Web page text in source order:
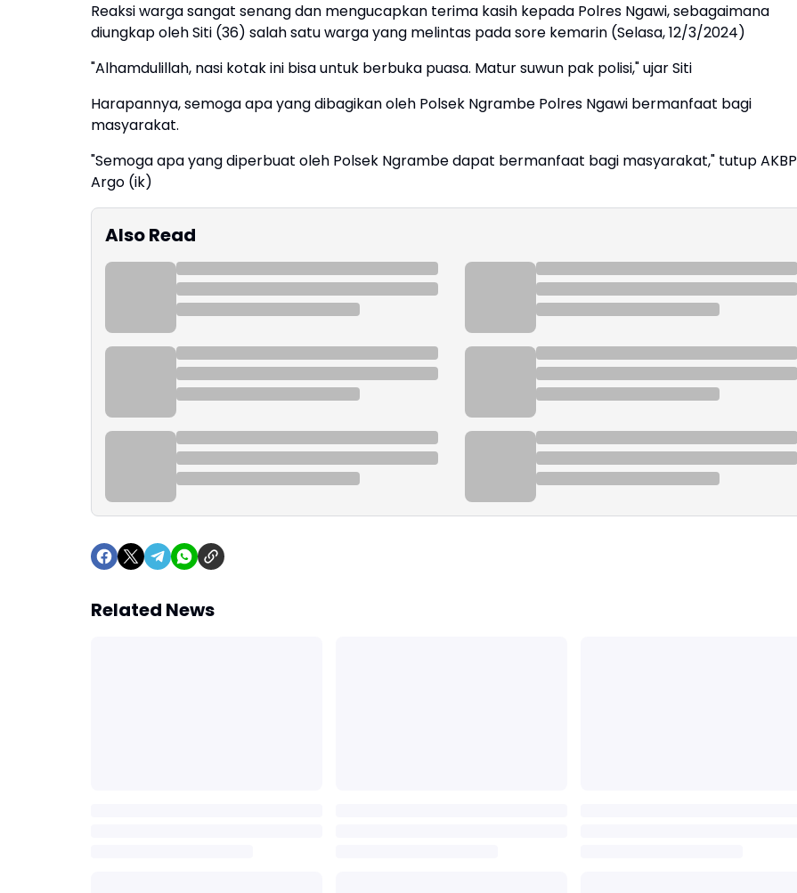
Reaksi warga sangat senang dan mengucapkan terima kasih kepada Polres Ngawi, sebagaimana
diungkap oleh Siti (36) salah satu warga yang melintas pada sore kemarin (Selasa, 12/3/2024)
"Alhamdulillah, nasi kotak ini bisa untuk berbuka puasa. Matur suwun pak polisi," ujar Siti
Harapannya, semoga apa yang dibagikan oleh Polsek Ngrambe Polres Ngawi bermanfaat bagi
masyarakat.
"Semoga apa yang diperbuat oleh Polsek Ngrambe dapat bermanfaat bagi masyarakat," tutup AKBP
Argo (ik)
Also Read
Related News